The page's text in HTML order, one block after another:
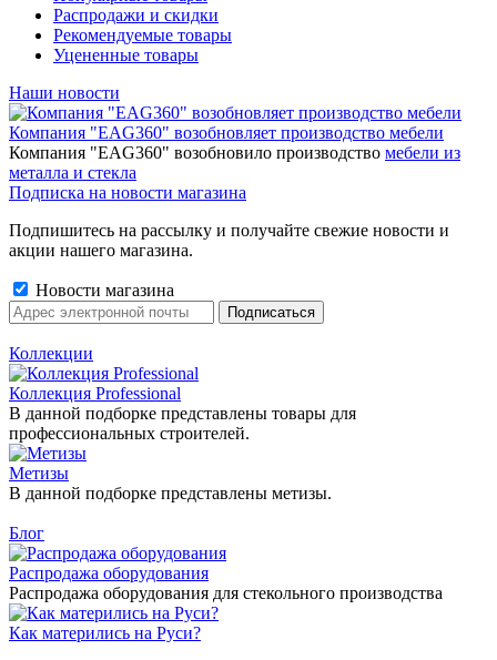
Распродажи и скидки
Рекомендуемые товары
Уцененные товары
Наши новости
Компания "EAG360" возобновляет производство мебели
Компания "EAG360" возобновило производство мебели из
металла и стекла
Подписка на новости магазина
Подпишитесь на рассылку и получайте свежие новости и
акции нашего магазина.
Новости магазина
Коллекции
Коллекция Professional
В данной подборке представлены товары для
профессиональных строителей.
Метизы
В данной подборке представлены метизы.
Блог
Распродажа оборудования
Распродажа оборудования для стекольного производства
Как матерились на Руси?